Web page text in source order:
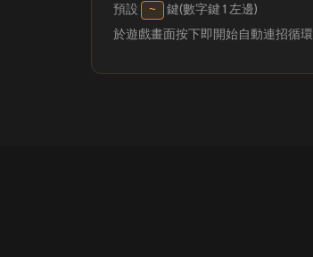
預設 ~
鍵(數字鍵 1 左邊)
於遊戲畫面按下即開始自動連招循環